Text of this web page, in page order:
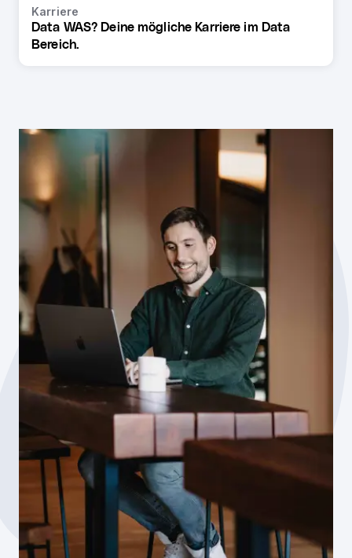
Karriere
Data WAS? Deine mögliche Karriere im Data
Bereich.